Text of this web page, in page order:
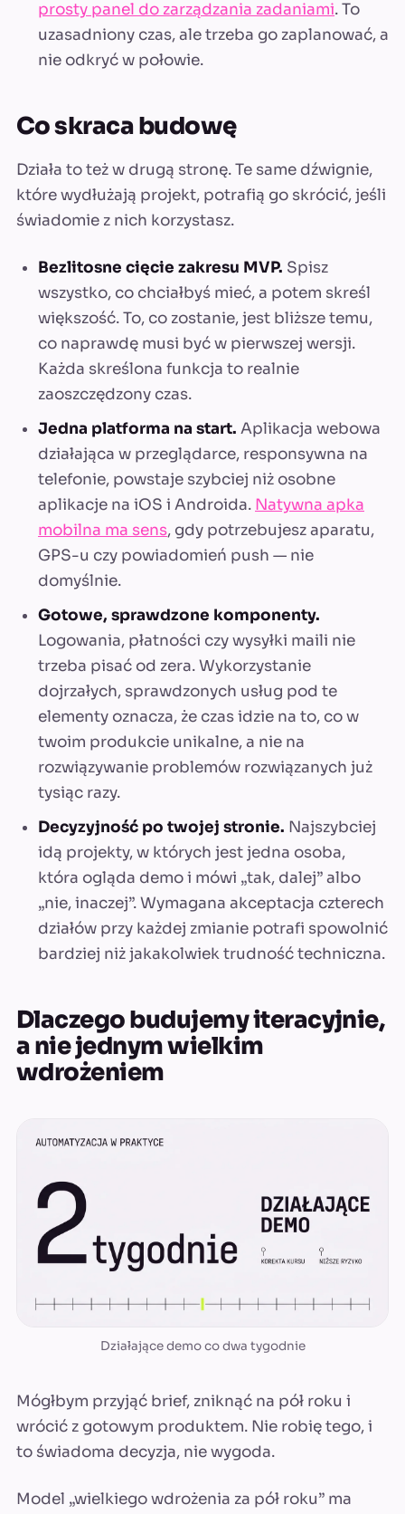
prosty panel do zarządzania zadaniami. To
uzasadniony czas, ale trzeba go zaplanować, a
nie odkryć w połowie.
Co skraca budowę
Działa to też w drugą stronę. Te same dźwignie,
które wydłużają projekt, potrafią go skrócić, jeśli
świadomie z nich korzystasz.
Bezlitosne cięcie zakresu MVP. Spisz
wszystko, co chciałbyś mieć, a potem skreśl
większość. To, co zostanie, jest bliższe temu,
co naprawdę musi być w pierwszej wersji.
Każda skreślona funkcja to realnie
zaoszczędzony czas.
Jedna platforma na start. Aplikacja webowa
działająca w przeglądarce, responsywna na
telefonie, powstaje szybciej niż osobne
aplikacje na iOS i Androida. Natywna apka
mobilna ma sens, gdy potrzebujesz aparatu,
GPS-u czy powiadomień push — nie
domyślnie.
Gotowe, sprawdzone komponenty.
Logowania, płatności czy wysyłki maili nie
trzeba pisać od zera. Wykorzystanie
dojrzałych, sprawdzonych usług pod te
elementy oznacza, że czas idzie na to, co w
twoim produkcie unikalne, a nie na
rozwiązywanie problemów rozwiązanych już
tysiąc razy.
Decyzyjność po twojej stronie. Najszybciej
idą projekty, w których jest jedna osoba,
która ogląda demo i mówi „tak, dalej” albo
„nie, inaczej”. Wymagana akceptacja czterech
działów przy każdej zmianie potrafi spowolnić
bardziej niż jakakolwiek trudność techniczna.
Dlaczego budujemy iteracyjnie,
a nie jednym wielkim
wdrożeniem
Działające demo co dwa tygodnie
Mógłbym przyjąć brief, zniknąć na pół roku i
wrócić z gotowym produktem. Nie robię tego, i
to świadoma decyzja, nie wygoda.
Model „wielkiego wdrożenia za pół roku” ma